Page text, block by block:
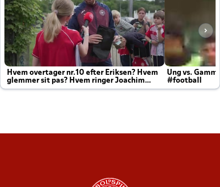
Hvem overtager nr.10 efter Eriksen? Hvem
glemmer sit pas? Hvem ringer Joachim
altid til efter kampe?
Ung vs.
#football